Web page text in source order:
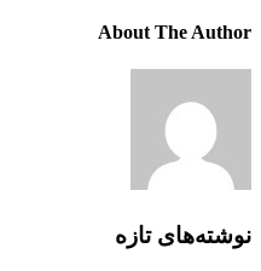
About The Author
نوشته‌های تازه